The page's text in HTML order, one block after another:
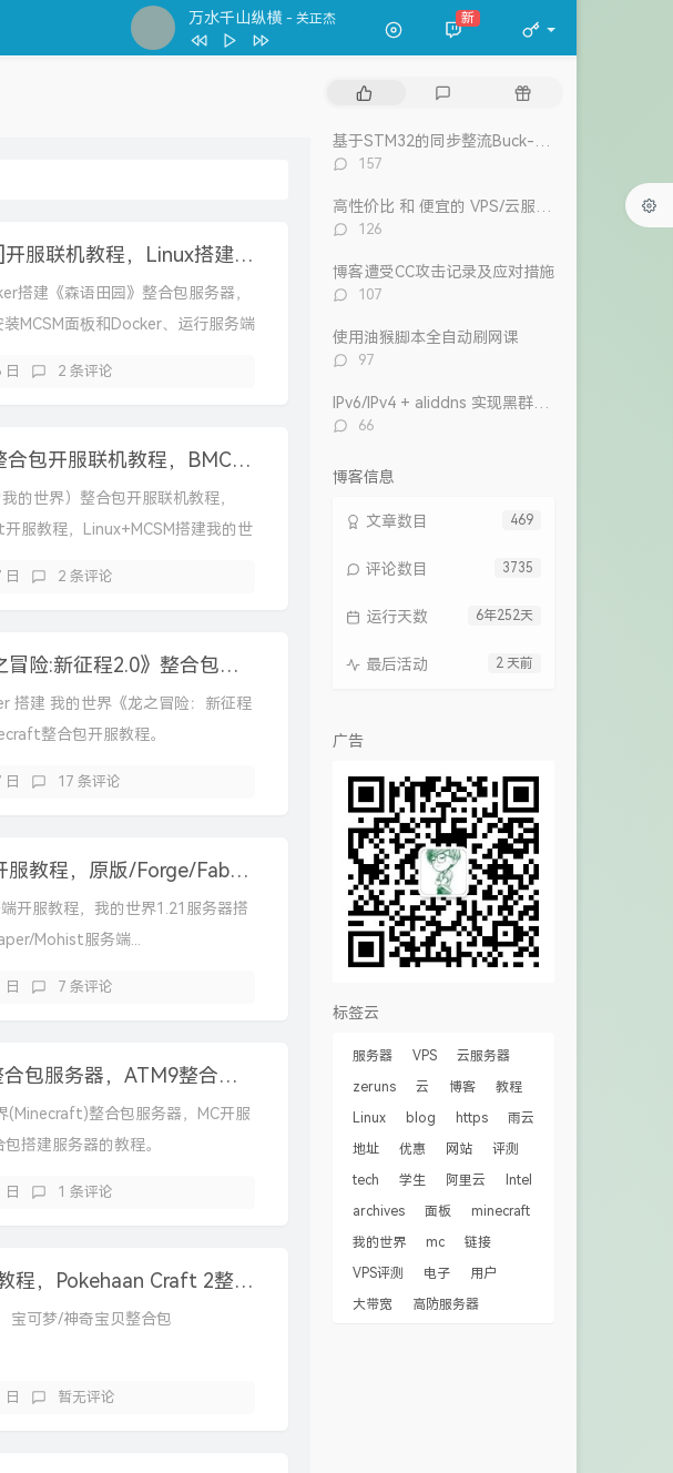
万水千山纵横 - 关正杰
一格格 卫兰
周柏豪
罗文
张国荣
古巨基
告白 (V.O. Version)
新
我的世界整合包[森语田园]开服联机教程，Linux搭建MC服务器
搭建《森语田园》整合包服务器，
MCSM面板和Docker、运行服务端
日 2 条评论
我的世界【Better MC】整合包开服联机教程，BMC4汉化版下载地址 | Minecraft开服教程
的世界）整合包开服联机教程，
服教程，Linux+MCSM搭建我的世
日 2 条评论
Linux搭建Minecraft《龙之冒险:新征程2.0》整合包服务器 | 我的世界开服教程
搭建 我的世界《龙之冒险：新征程
整合包开服教程。
日 17 条评论
我的世界1.21多种服务端开服教程，原版/Forge/Fabric/Paper/Mohist...，Minecraft开服教程
开服教程，我的世界1.21服务器搭
Mohist服务端...
日 7 条评论
Linux搭建我的世界(MC)整合包服务器，ATM9整合包开服教程
(Minecraft)整合包服务器，MC开服
搭建服务器的教程。
日 1 条评论
我的世界(MC)整合包开服教程，Pokehaan Craft 2整合包服务器搭建教程
宝可梦/神奇宝贝整合包
日 暂无评论
文
章
评
随
评
数：
157
评
数：
126
博客遭受CC攻击记录及应对措施
评
数：
107
使用油猴脚本全自动刷网课
评
数：
97
评
66
博客信息
469
文章数目
3735
评论数目
6年252天
运行天数
2 天前
最后活动
广告
标签云
服务器 VPS
云服务器
zeruns
云 博客
教程
Linux
blog https
雨云
地址
优惠 网站
评测
tech
学生 阿里云
Intel
archives
面板
minecraft
我的世界
mc
链接
VPS评测
电子
用户
大带宽
高防服务器